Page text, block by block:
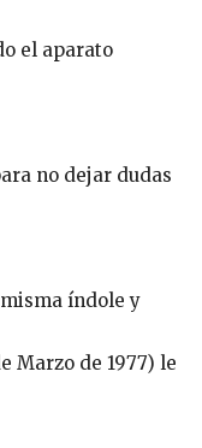
el aparato
no dejar dudas
índole y
Marzo de 1977) le